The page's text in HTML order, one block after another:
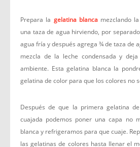
Prepara la gelatina blancamezclando la
una taza de agua hirviendo, por
agua fría y después agrega ¾ de taza de
mezcla de la leche condensada y
ambiente. Esta gelatina blanca la
gelatina de color para que los colores no
Después de que la primera gelatina
cuajada podemos poner una capa no
blanca y refrigeramos para que cuaje.
las gelatinas de colores hasta llenar el